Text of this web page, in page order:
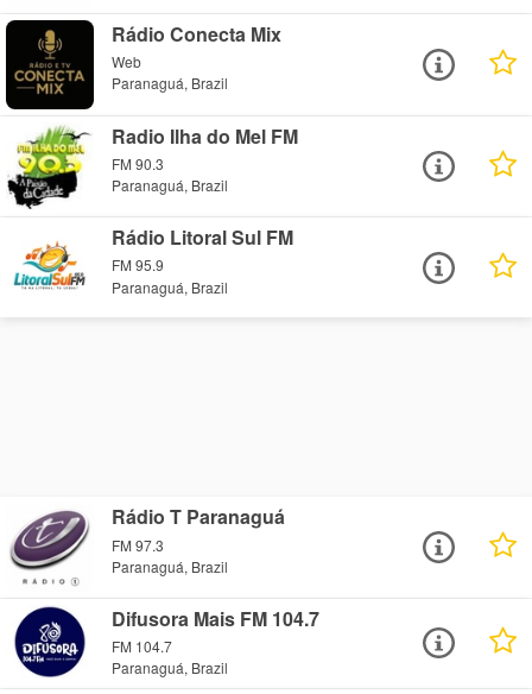
Rádio Conecta Mix
Web
Paranaguá, Brazil
Radio Ilha do Mel FM
FM 90.3
Paranaguá, Brazil
Rádio Litoral Sul FM
FM 95.9
Paranaguá, Brazil
Rádio T Paranaguá
FM 97.3
Paranaguá, Brazil
Difusora Mais FM 104.7
FM 104.7
Paranaguá, Brazil